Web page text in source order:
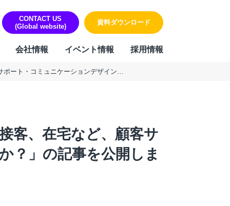
CONTACT US
(Global website)
資料ダウンロード
会社情報 イベント情報 採用情報
事務支援サービス
代行（RPO）
派遣
座談会記事公開【ベネッセ×モビルス×TMJ】ボイスボット、AI、アバター接客、在宅など、顧客サポート・コミュニケーションデザインの在り方はどう変わるか？
客、在宅など、顧客サ
？」の記事を公開しま